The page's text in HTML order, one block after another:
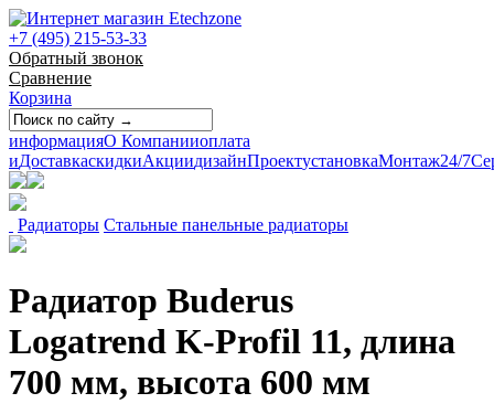
+7 (495) 215-53-33
Обратный звонок
Сравнение
Корзина
информацияО Компанииоплата
иДоставкаскидкиАкциидизайнПроектустановкаМонтаж24/7
Радиаторы Стальные панельные радиаторы
Радиатор Buderus
Logatrend K-Profil 11, длина
700 мм, высота 600 мм